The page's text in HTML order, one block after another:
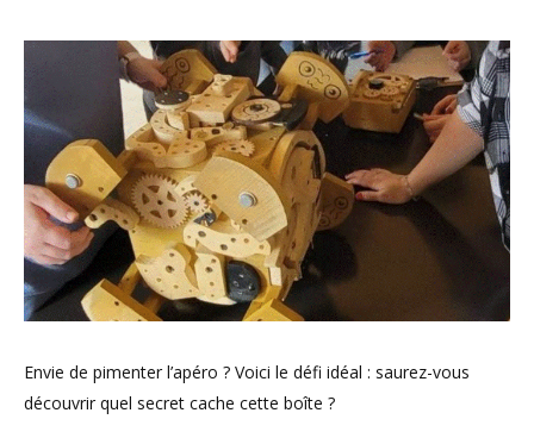
Envie de pimenter l’apéro ? Voici le défi idéal : saurez-vous
découvrir quel secret cache cette boîte ?